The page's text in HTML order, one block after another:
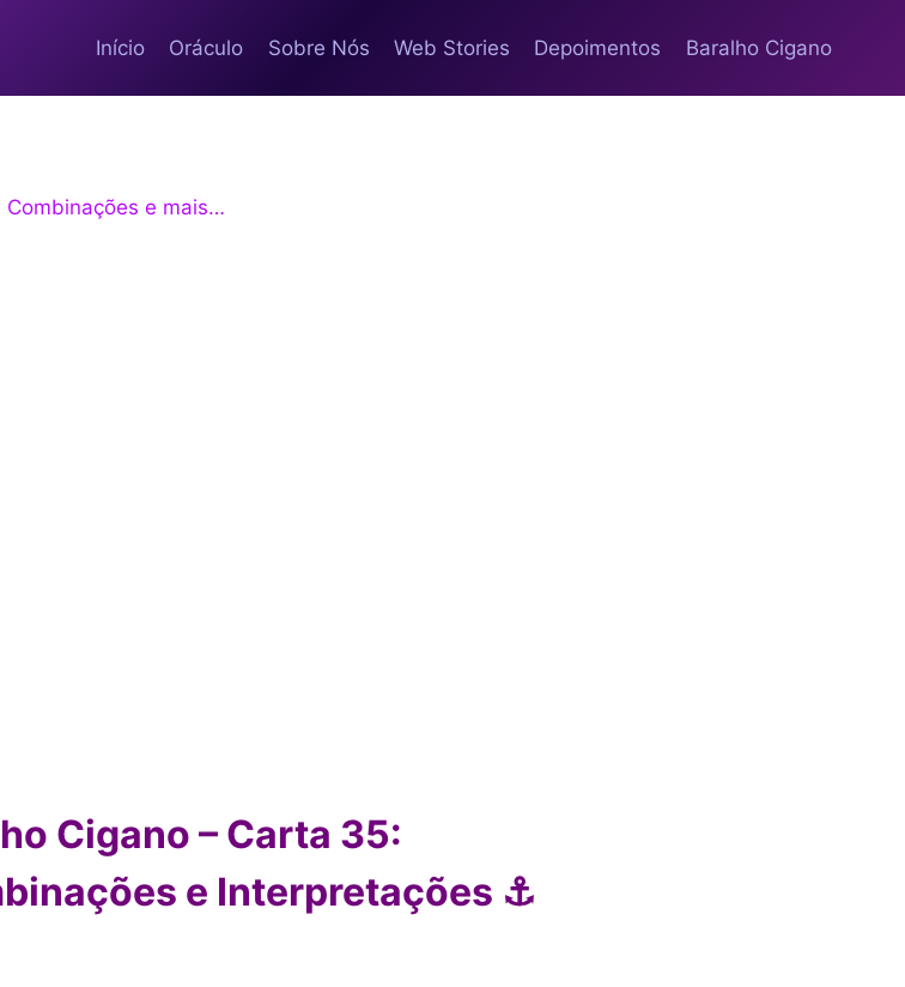
Início Oráculo Sobre Nós Web Stories Depoimentos Baralho Cigano
Cigano – Carta 35:
e Interpretações ⚓